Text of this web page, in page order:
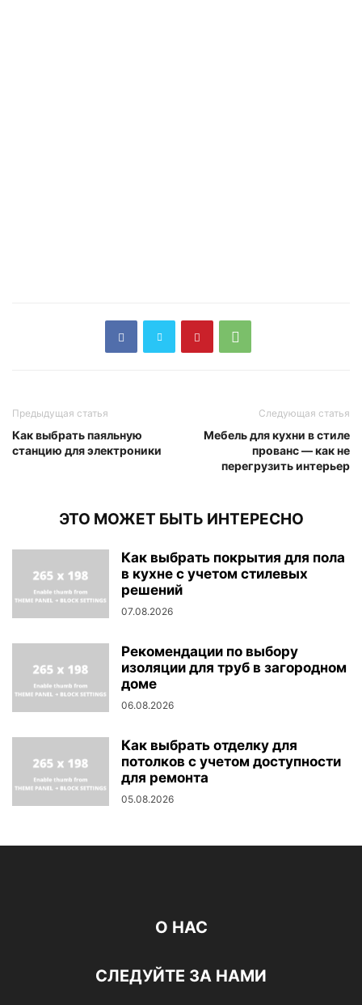
Предыдущая статья
Как выбрать паяльную
станцию для электроники
Следующая статья
Мебель для кухни в стиле
прованс — как не
перегрузить интерьер
ЭТО МОЖЕТ БЫТЬ ИНТЕРЕСНО
Как выбрать покрытия для пола
в кухне с учетом стилевых
решений
07.08.2026
Рекомендации по выбору
изоляции для труб в загородном
доме
06.08.2026
Как выбрать отделку для
потолков с учетом доступности
для ремонта
05.08.2026
О НАС
СЛЕДУЙТЕ ЗА НАМИ